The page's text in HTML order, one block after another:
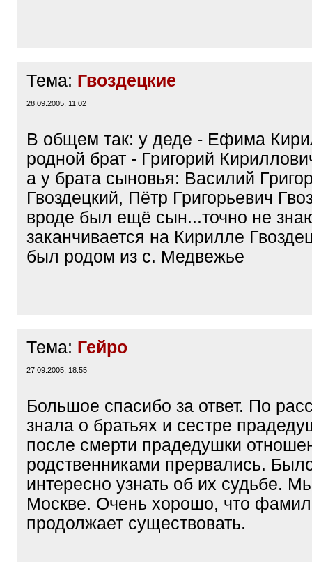
Тема: Гвоздецкие
28.09.2005, 11:02
В общем так: у деде - Ефима
родной брат - Григорий
а у брата сыновья: Василий
Гвоздецкий, Пётр Григорьевич
вроде был ещё сын...точно не
заканчивается на Кирилле
был родом из с. Медвежье
Тема: Гейро
27.09.2005, 18:55
Большое спасибо за ответ. По
знала о братьях и сестре
после смерти прадедушки
родственниками прервались.
интересно узнать об их судьбе.
Москве. Очень хорошо, что
продолжает существовать.